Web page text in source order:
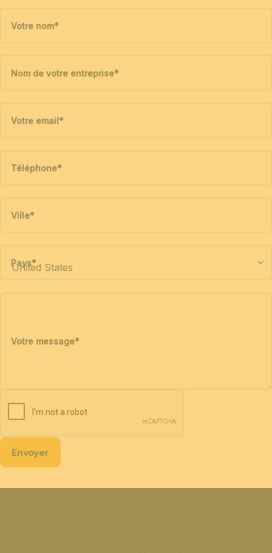
Votre nom*
Nom de votre entreprise*
Votre email*
Téléphone*
Ville*
Pays*
Votre message*
Envoyer